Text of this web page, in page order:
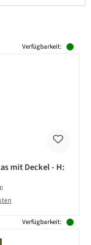
Verfügbarkeit:
mit Deckel - H:
Verfügbarkeit: